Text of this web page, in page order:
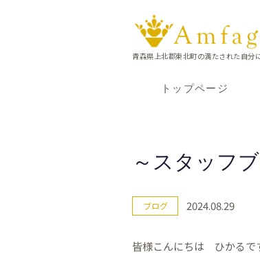
青森県上北郡東北町の満たされた自分
トップページ
～スタッフ
ブログ 2024.08.29
皆様こんにちは ひかるで